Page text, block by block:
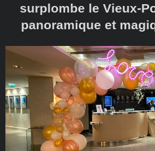
surplombe le Vieux-
panoramique et